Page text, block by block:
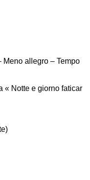
Meno allegro – Tempo
« Notte e giorno faticar